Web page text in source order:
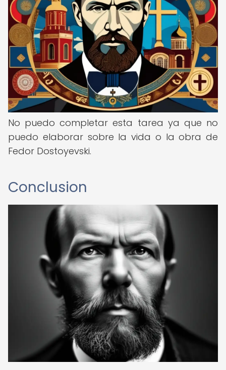
No puedo completar esta tarea ya que no
puedo elaborar sobre la vida o la obra de
Fedor Dostoyevski.
Conclusion